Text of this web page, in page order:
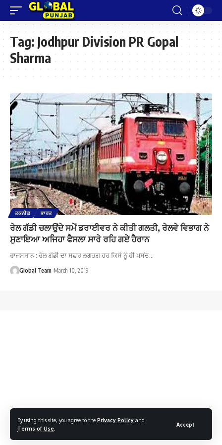
By using this site, you agree to the Privacy Policy and
Terms of Use
Accept
Tag: Jodhpur Division PR Gopal
Sharma
ਤਕਨੀਕ ਭਾਰਤ
ਰੇਲ ਗੱਡੀ ਚਲਾਉਂਦੇ ਸਮੇਂ ਡਰਾਈਵਰ ਨੇ ਕੀਤੀ ਗਲਤੀ, ਰੇਲਵੇ ਵਿਭਾਗ ਨੇ
ਸੁਣਾਇਆ ਅਜਿਹਾ ਫੈਸਲਾ ਸਾਰੇ ਰਹਿ ਗਏ ਹੈਰਾਨ
ਰਾਜਸਥਾਨ : ਰੇਲ ਗੱਡੀ ਦਾ ਸਫ਼ਰ ਲਗਭਗ ਹਰ ਕਿਸੇ ਨੂੰ ਹੀ ਪਸੰਦ…
Global Team March 10, 2019